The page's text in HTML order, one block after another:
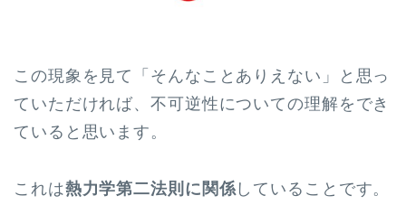
この現象を見て「そんなことありえない」と思っ
ていただければ、不可逆性についての理解をでき
ていると思います。
これは熱力学第二法則に関係 していることです。